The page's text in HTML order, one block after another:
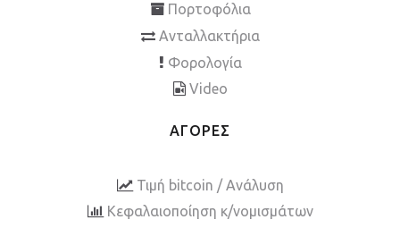
Πορτοφόλια
Ανταλλακτήρια
Φορολογία
Video
ΑΓΟΡΕΣ
Τιμή bitcoin / Ανάλυση
Κεφαλαιοποίηση κ/νομισμάτων